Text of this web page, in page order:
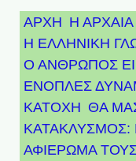
ΑΡΧΗ Η
Η ΕΛΛΗΝΙΚΗ
Ο ΑΝΘΡΩΠΟΣ
ΕΝΟΠΛΕΣ
ΚΑΤΟΧΗ ΘΑ
ΚΑΤΑΚΛΥΣΜΟΣ:
ΑΦΙΈΡΩΜΑ